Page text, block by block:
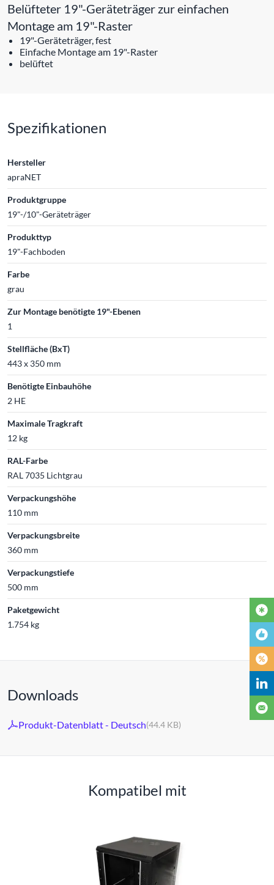
Belüfteter 19"-Geräteträger zur einfachen
Montage am 19"-Raster
19"-Geräteträger, fest
Einfache Montage am 19"-Raster
belüftet
Spezifikationen
Hersteller
apraNET
Produktgruppe
19"-/10"-Geräteträger
Produkttyp
19"-Fachboden
Farbe
grau
Zur Montage benötigte 19"-Ebenen
1
Stellfläche (BxT)
443 x 350 mm
Benötigte Einbauhöhe
2 HE
Maximale Tragkraft
12 kg
RAL-Farbe
RAL 7035 Lichtgrau
Verpackungshöhe
110 mm
Verpackungsbreite
360 mm
Verpackungstiefe
500 mm
Paketgewicht
1.754 kg
Downloads
Produkt-Datenblatt - Deutsch(44.4 KB)
Kompatibel mit